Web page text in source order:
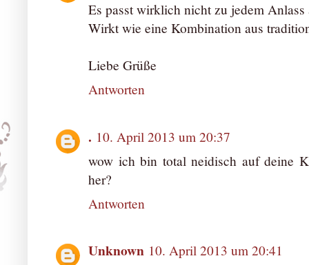
Es passt wirklich nicht zu jedem Anlass
Wirkt wie eine Kombination aus
Liebe Grüße
Antworten
. 10. April 2013 um 20:37
wow ich bin total neidisch auf deine
her?
Antworten
Unknown 10. April 2013 um 20:41